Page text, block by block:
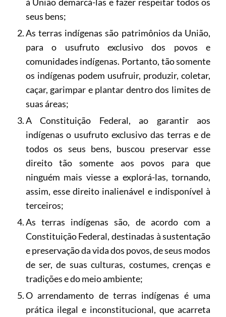
seus bens;
As terras indígenas são patrimônios da União,
para o usufruto exclusivo dos povos e
comunidades indígenas. Portanto, tão somente
os indígenas podem usufruir, produzir, coletar,
caçar, garimpar e plantar dentro dos limites de
suas áreas;
A Constituição Federal, ao garantir aos
indígenas o usufruto exclusivo das terras e de
todos os seus bens, buscou preservar esse
direito tão somente aos povos para que
ninguém mais viesse a explorá-las, tornando,
assim, esse direito inalienável e indisponível à
terceiros;
As terras indígenas são, de acordo com a
Constituição Federal, destinadas à sustentação
e preservação da vida dos povos, de seus modos
de ser, de suas culturas, costumes, crenças e
tradições e do meio ambiente;
O arrendamento de terras indígenas é uma
prática ilegal e inconstitucional, que acarreta